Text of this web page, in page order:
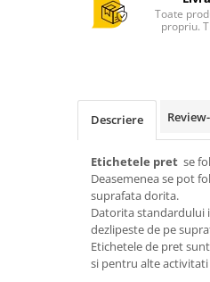
Imprimanta bonuri - comenzi
Calculator desktop
All in one ANDROID
POS - incasare cu cardul
Toate
propriu.
Descriere
Etichetele pret se
Deasemenea se pot
suprafata dorita.
Datorita standardului
dezlipeste de pe
Etichetele de pret
si pentru alte activitati